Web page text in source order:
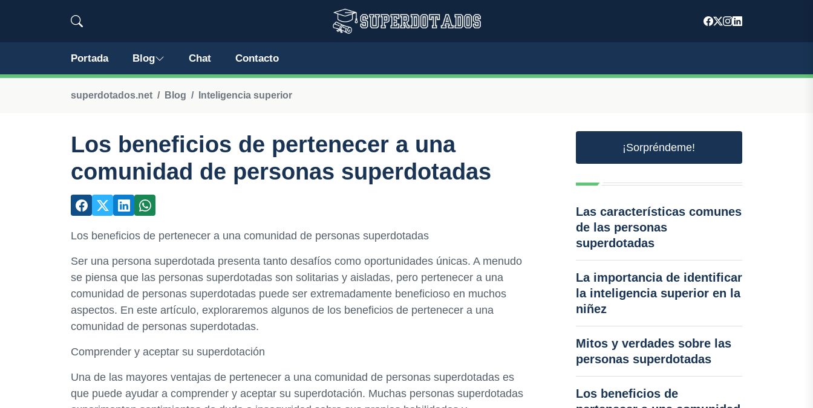
Portada Blog Chat Contacto
superdotados.net Blog Inteligencia superior
Los beneficios de pertenecer a una
comunidad de personas superdotadas
Los beneficios de pertenecer a una comunidad de personas superdotadas
Ser una persona superdotada presenta tanto desafíos como oportunidades únicas. A menudo
se piensa que las personas superdotadas son solitarias y aisladas, pero pertenecer a una
comunidad de personas superdotadas puede ser extremadamente beneficioso en muchos
aspectos. En este artículo, exploraremos algunos de los beneficios de pertenecer a una
comunidad de personas superdotadas.
Comprender y aceptar su superdotación
Una de las mayores ventajas de pertenecer a una comunidad de personas superdotadas es
que puede ayudar a comprender y aceptar su superdotación. Muchas personas superdotadas
¡Sorpréndeme!
Las características comunes
de las personas
superdotadas
La importancia de identificar
la inteligencia superior en la
niñez
Mitos y verdades sobre las
personas superdotadas
Los beneficios de